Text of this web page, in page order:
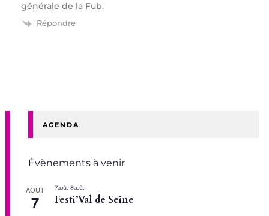
générale de la Fub.
Répondre
AGENDA
Évènements à venir
AOÛT
7
7 août-8 août
Festi’Val de Seine